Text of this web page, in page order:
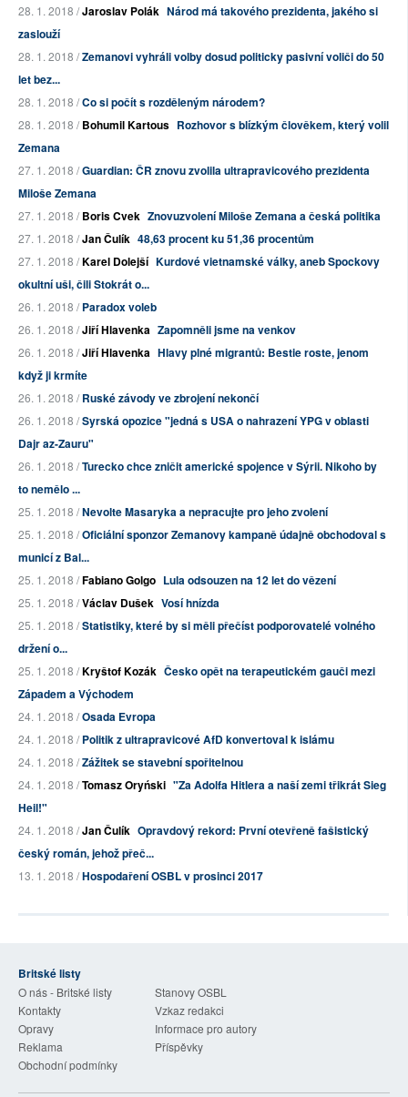
28. 1. 2018 /Jaroslav Polák Národ má takového prezidenta, jakého si
zaslouží
28. 1. 2018 /Zemanovi vyhráli volby dosud politicky pasivní voliči do 50
let bez...
28. 1. 2018 /Co si počít s rozděleným národem?
28. 1. 2018 /Bohumil Kartous Rozhovor s blízkým člověkem, který volil
Zemana
27. 1. 2018 /Guardian: ČR znovu zvolila ultrapravicového prezidenta
Miloše Zemana
27. 1. 2018 /Boris Cvek Znovuzvolení Miloše Zemana a česká politika
27. 1. 2018 /Jan Čulík 48,63 procent ku 51,36 procentům
27. 1. 2018 /Karel Dolejší Kurdové vietnamské války, aneb Spockovy
okultní uši, čili Stokrát o...
26. 1. 2018 /Paradox voleb
26. 1. 2018 /Jiří Hlavenka Zapomněli jsme na venkov
26. 1. 2018 /Jiří Hlavenka Hlavy plné migrantů: Bestie roste, jenom
když ji krmíte
26. 1. 2018 /Ruské závody ve zbrojení nekončí
26. 1. 2018 /Syrská opozice "jedná s USA o nahrazení YPG v oblasti
Dajr az-Zauru"
26. 1. 2018 /Turecko chce zničit americké spojence v Sýrii. Nikoho by
to nemělo ...
25. 1. 2018 /Nevolte Masaryka a nepracujte pro jeho zvolení
25. 1. 2018 /Oficiální sponzor Zemanovy kampaně údajně obchodoval s
municí z Bal...
25. 1. 2018 /Fabiano Golgo Lula odsouzen na 12 let do vězení
25. 1. 2018 /Václav Dušek Vosí hnízda
25. 1. 2018 /Statistiky, které by si měli přečíst podporovatelé volného
držení o...
25. 1. 2018 /Kryštof Kozák Česko opět na terapeutickém gauči mezi
Západem a Východem
24. 1. 2018 /Osada Evropa
24. 1. 2018 /Politik z ultrapravicové AfD konvertoval k islámu
24. 1. 2018 /Zážitek se stavební spořitelnou
24. 1. 2018 /Tomasz Oryński "Za Adolfa Hitlera a naší zemi třikrát Sieg
Heil!"
24. 1. 2018 /Jan Čulík Opravdový rekord: První otevřeně fašistický
český román, jehož přeč...
13. 1. 2018 /Hospodaření OSBL v prosinci 2017
Britské listy
O nás - Britské listy
Stanovy OSBL
Kontakty
Vzkaz redakci
Opravy
Informace pro autory
Reklama
Příspěvky
Obchodní podmínky